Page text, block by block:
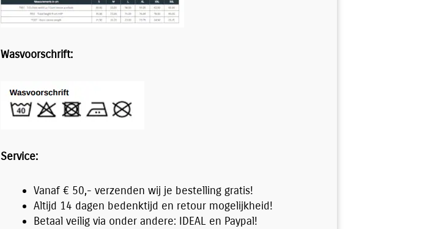
Wasvoorschrift:
Service:
Vanaf € 50,- verzenden wij je bestelling gratis!
Altijd 14 dagen bedenktijd en retour mogelijkheid!
Betaal veilig via onder andere: IDEAL en Paypal!